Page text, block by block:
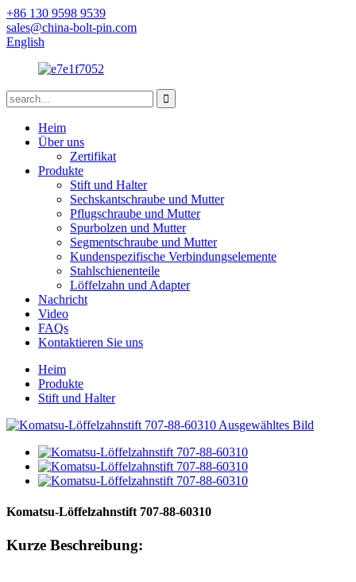
+86 130 9598 9539
sales@china-bolt-pin.com
English
Heim
Über uns
Zertifikat
Produkte
Stift und Halter
Sechskantschraube und Mutter
Pflugschraube und Mutter
Spurbolzen und Mutter
Segmentschraube und Mutter
Kundenspezifische Verbindungselemente
Stahlschienenteile
Löffelzahn und Adapter
Nachricht
Video
FAQs
Kontaktieren Sie uns
Heim
Produkte
Stift und Halter
Komatsu-Löffelzahnstift 707-88-60310
Kurze Beschreibung: